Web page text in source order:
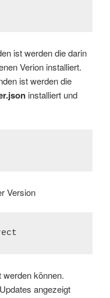
ist werden die darin
Verion installiert.
ist werden die
installiert und
Version
werden können.
angezeigt